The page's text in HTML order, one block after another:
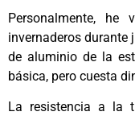
Personalmente, he
invernaderos durante
de aluminio de la
básica, pero cuesta
La resistencia a la